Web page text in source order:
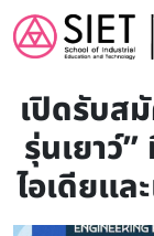
Skip to main
เปิดรับส
รุ่นเยาว์
ไอเดียแล